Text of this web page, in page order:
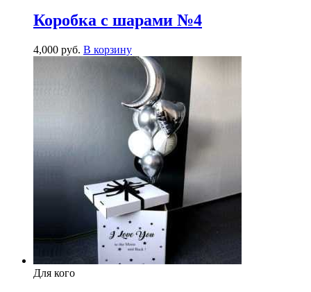
Коробка с шарами №4
4,000 руб. В корзину
Для кого